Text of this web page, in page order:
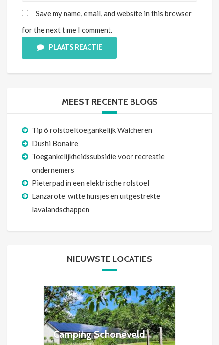
Save my name, email, and website in this browser
for the next time I comment.
PLAATS REACTIE
MEEST RECENTE BLOGS
Tip 6 rolstoeltoegankelijk Walcheren
Dushi Bonaire
Toegankelijkheidssubsidie voor recreatie
ondernemers
Pieterpad in een elektrische rolstoel
Lanzarote, witte huisjes en uitgestrekte
lavalandschappen
NIEUWSTE LOCATIES
Camping Schoneveld